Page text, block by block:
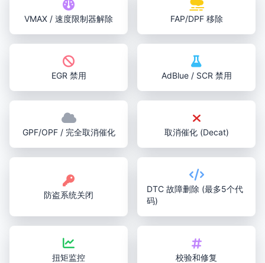
VMAX / 速度限制器解除 FAP/DPF 移除
EGR 禁用 AdBlue / SCR 禁用
GPF/OPF / 完全取消催化 取消催化 (Decat)
防盗系统关闭
DTC 故障删除 (最多5个代
码)
扭矩监控 校验和修复